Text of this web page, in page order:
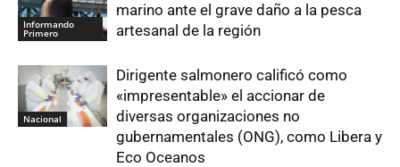
Informando
Primero
marino ante el grave daño a la pesca
artesanal de la región
Nacional
Dirigente salmonero calificó como
«impresentable» el accionar de
diversas organizaciones no
gubernamentales (ONG), como Libera y
Eco Oceanos